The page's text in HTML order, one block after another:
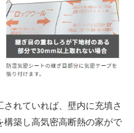
れていれば、壁内に充填さ
築し高気密高断熱の家がで